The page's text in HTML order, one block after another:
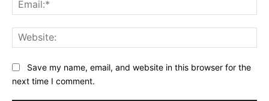
Save my name, email, and website in this browser for the
next time I comment.